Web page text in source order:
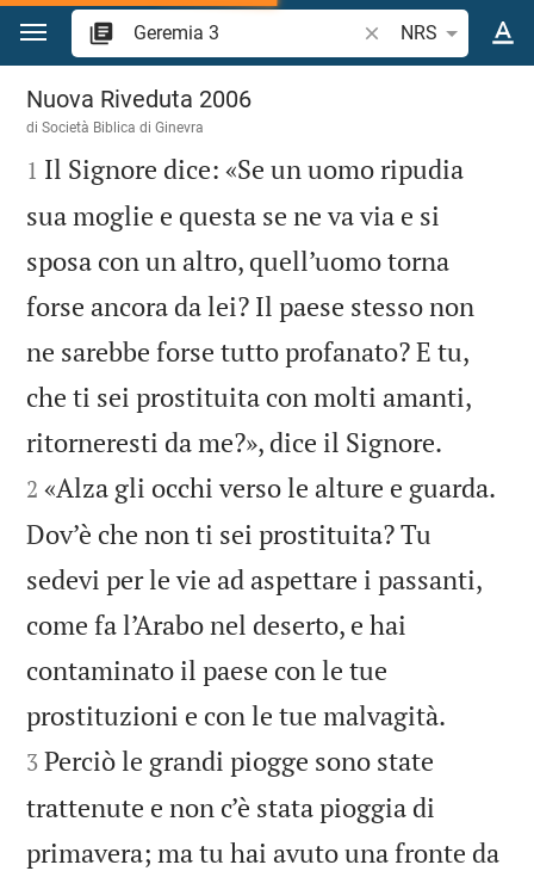
Vai al contenuto
Ricerca verso
NRS
Geremia 3
Nuova Riveduta 2006
di Società Biblica di Ginevra

1 Il Signore dice: «Se un uomo ripudia
sua moglie e questa se ne va via e si
sposa con un altro, quell’uomo torna
forse ancora da lei? Il paese stesso non
ne sarebbe forse tutto profanato? E tu,
che ti sei prostituita con molti amanti,
ritorneresti da me?», dice il Signore.
2 «Alza gli occhi verso le alture e guarda.
Dov’è che non ti sei prostituita? Tu
sedevi per le vie ad aspettare i passanti,
come fa l’Arabo nel deserto, e hai
contaminato il paese con le tue
prostituzioni e con le tue malvagità.
3 Perciò le grandi piogge sono state
trattenute e non c’è stata pioggia di
primavera; ma tu hai avuto una fronte da